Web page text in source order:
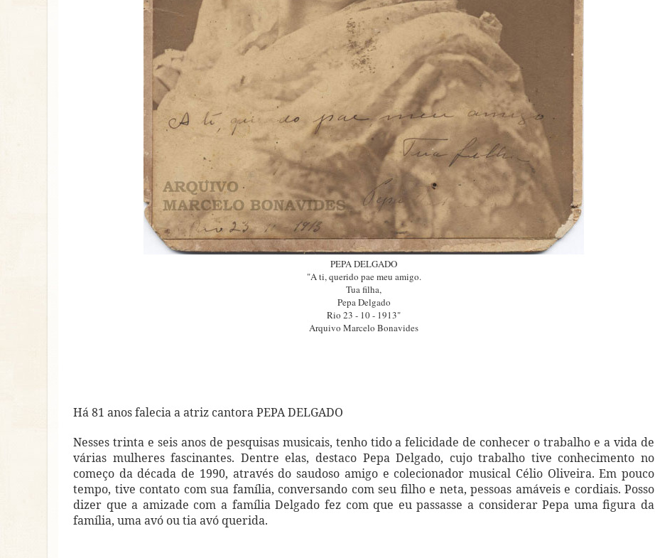
PEPA DELGADO
"A ti, querido pae meu amigo.
Tua filha,
Pepa Delgado
Rio 23 - 10 - 1913"
Arquivo Marcelo Bonavides
Há 81 anos falecia a atriz cantora PEPA DELGADO
Nesses trinta e seis anos de pesquisas musicais, tenho tido a felicidade de conhecer o trabalho e a vida de
várias mulheres fascinantes. Dentre elas, destaco Pepa Delgado, cujo trabalho tive conhecimento no
começo da década de 1990, através do saudoso amigo e colecionador musical Célio Oliveira. Em pouco
tempo, tive contato com sua família, conversando com seu filho e neta, pessoas amáveis e cordiais. Posso
dizer que a amizade com a família Delgado fez com que eu passasse a considerar Pepa uma figura da
família, uma avó ou tia avó querida.